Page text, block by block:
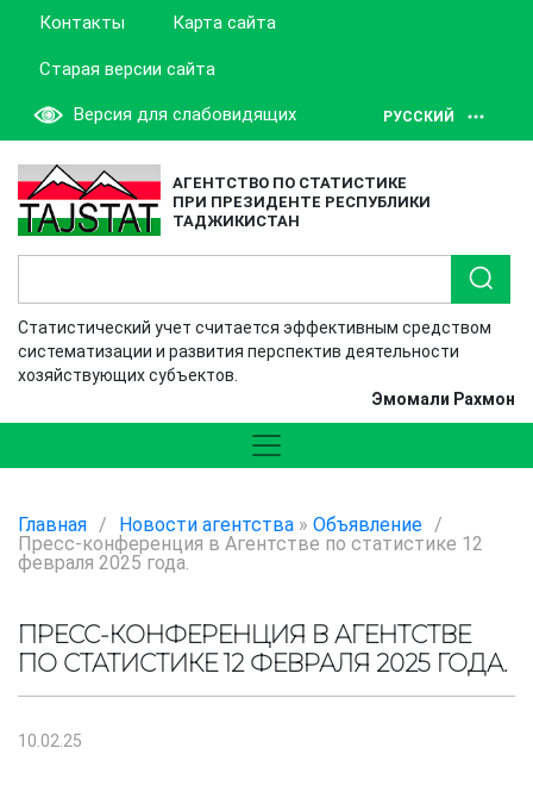
Контакты Карта сайта
Старая версии сайта
Версия для слабовидящих РУССКИЙ
АГЕНТСТВО ПО СТАТИСТИКЕ
ПРИ ПРЕЗИДЕНТЕ РЕСПУБЛИКИ
ТАДЖИКИСТАН
Статистический учет считается эффективным средством
систематизации и развития перспектив деятельности
хозяйствующих субъектов.
Эмомали Рахмон
Главная / Новости агентства » Объявление /
Пресс-конференция в Агентстве по статистике 12
февраля 2025 года.
ПРЕСС-КОНФЕРЕНЦИЯ В АГЕНТСТВЕ
ПО СТАТИСТИКЕ 12 ФЕВРАЛЯ 2025 ГОДА.
10.02.25